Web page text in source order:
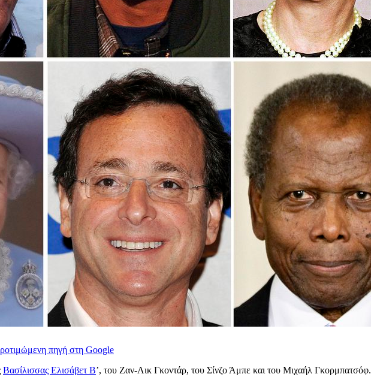
πηγή στη Google
Βασίλισσας Ελισάβετ Β’, του Ζαν-Λικ Γκοντάρ, του Σίνζο Άμπε και του Μιχαήλ Γκορμπατσόφ.